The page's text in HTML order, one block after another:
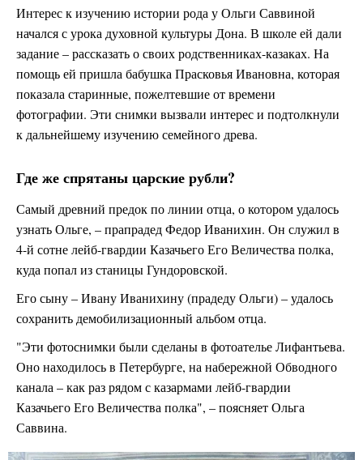
Интерес к изучению истории рода у Ольги Саввиной
начался с урока духовной культуры Дона. В школе ей дали
задание – рассказать о своих родственниках-казаках. На
помощь ей пришла бабушка Прасковья Ивановна, которая
показала старинные, пожелтевшие от времени
фотографии. Эти снимки вызвали интерес и подтолкнули
к дальнейшему изучению семейного древа.
Где же спрятаны царские рубли?
Самый древний предок по линии отца, о котором удалось
узнать Ольге, – прапрадед Федор Иванихин. Он служил в
4-й сотне лейб-гвардии Казачьего Его Величества полка,
куда попал из станицы Гундоровской.
Его сыну – Ивану Иванихину (прадеду Ольги) – удалось
сохранить демобилизационный альбом отца.
"Эти фотоснимки были сделаны в фотоателье Лифантьева.
Оно находилось в Петербурге, на набережной Обводного
канала – как раз рядом с казармами лейб-гвардии
Казачьего Его Величества полка", – поясняет Ольга
Саввина.